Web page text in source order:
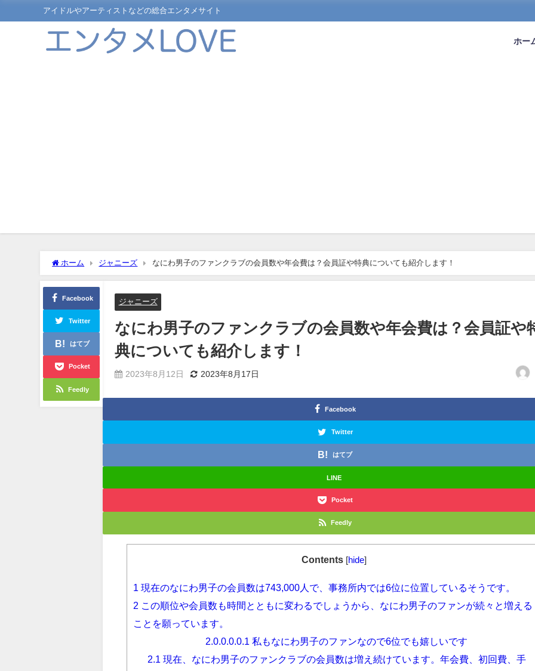
アイドルやアーティストなどの総合エンタメサイト
ホー
ホーム ジャニーズ なにわ男子のファンクラブの会員数や年会費は？会員証や特典についても紹介します！
Facebook
Twitter
はてブ
Pocket
Feedly
ジャニーズ
なにわ男子のファンクラブの会員数や年会費は？会員証や
典についても紹介します！
2023年8月12日 2023年8月17日
Facebook
Twitter
はてブ
LINE
Pocket
Feedly
Contents [hide]
1 現在のなにわ男子の会員数は743,000人で、事務所内では6位に位置しているそうです。
2 この順位や会員数も時間とともに変わるでしょうから、なにわ男子のファンが続々と増える
ことを願っています。
2.0.0.0.0.1 私もなにわ男子のファンなので6位でも嬉しいです
2.1 現在、なにわ男子のファンクラブの会員数は増え続けています。年会費、初回費、手